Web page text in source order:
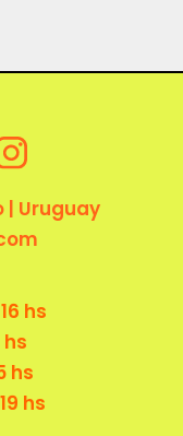
| Uruguay
hs
hs
hs
hs